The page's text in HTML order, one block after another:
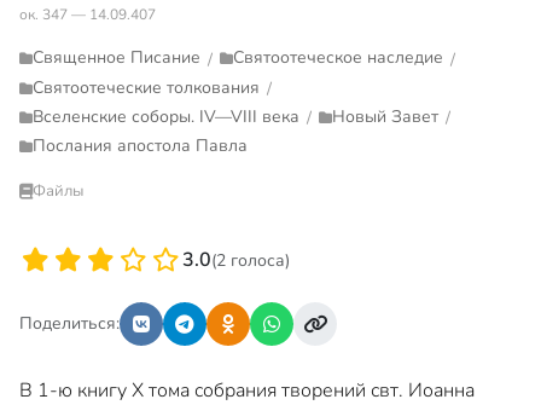
ок. 347 — 14.09.407
Священное Писание / Святоотеческое наследие /
Святоотеческие толкования /
Вселенские соборы. IV—VIII века / Новый Завет /
Послания апостола Павла
Файлы
3.0(2 голоса)
Поделиться:
В 1-ю книгу X тома собрания творений свт. Иоанна